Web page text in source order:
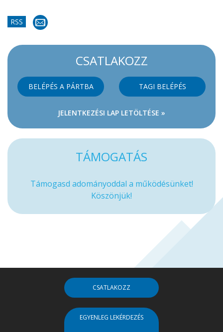
RSS
CSATLAKOZZ
BELÉPÉS A PÁRTBA TAGI BELÉPÉS
JELENTKEZÉSI LAP LETÖLTÉSE »
TÁMOGATÁS
Támogasd adományoddal a működésünket!
Köszönjük!
CSATLAKOZZ
EGYENLEG LEKÉRDEZÉS